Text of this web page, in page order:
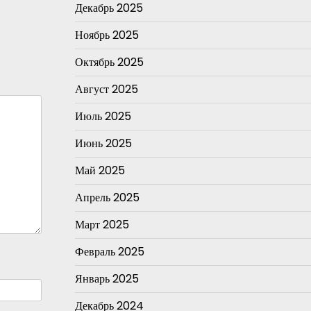
Декабрь 2025
Ноябрь 2025
Октябрь 2025
Август 2025
Июль 2025
Июнь 2025
Май 2025
Апрель 2025
Март 2025
Февраль 2025
Январь 2025
Декабрь 2024